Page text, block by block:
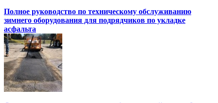
Полное руководство по техническому обслуживанию
зимнего оборудования для подрядчиков по укладке
асфальта